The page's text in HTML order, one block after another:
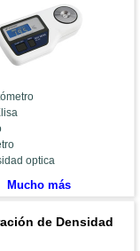
optica
Mucho más
de Densidad